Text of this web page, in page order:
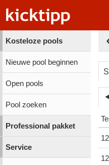
Kosteloze pools
Nieuwe pool beginnen
Open pools
Pool zoeken
Professional pakket
Service